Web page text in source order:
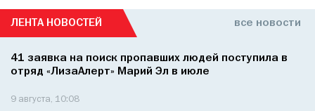
ЛЕНТА НОВОСТЕЙ все новости
41 заявка на поиск пропавших людей поступила в
отряд «ЛизаАлерт» Марий Эл в июле
9 августа, 10:08